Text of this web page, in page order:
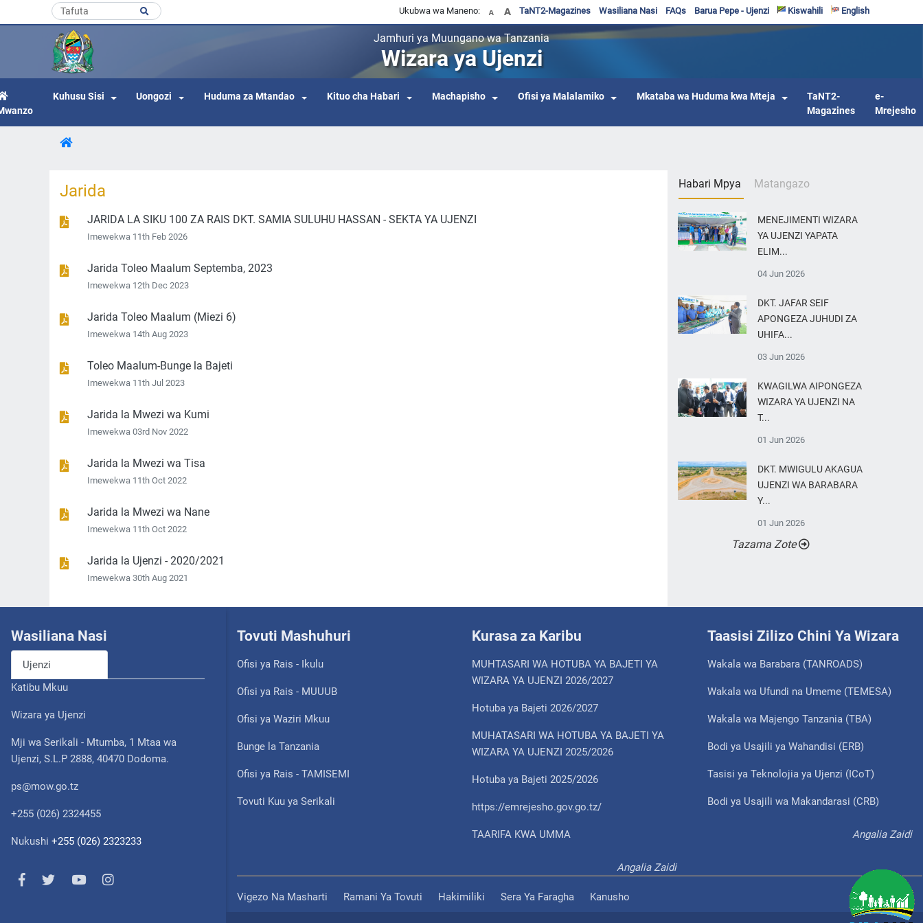
English
Kiswahili
Barua Pepe - Ujenzi
FAQs
Wasiliana Nasi
TaNT2-Magazines
Ukubwa wa Maneno:
Jamhuri ya Muungano wa Tanzania
Wizara ya Ujenzi
Kuhusu Sisi Uongozi Huduma za Mtandao Kituo cha Habari Machapisho Ofisi ya Malalamiko Mkataba wa Huduma kwa Mteja
TaNT2-
Magazines
e-
Mrejesho
Jarida
JARIDA LA SIKU 100 ZA RAIS DKT. SAMIA SULUHU HASSAN - SEKTA YA UJENZI
Imewekwa 11th Feb 2026
Jarida Toleo Maalum Septemba, 2023
Imewekwa 12th Dec 2023
Jarida Toleo Maalum (Miezi 6)
Imewekwa 14th Aug 2023
Toleo Maalum-Bunge la Bajeti
Imewekwa 11th Jul 2023
Jarida la Mwezi wa Kumi
Imewekwa 03rd Nov 2022
Jarida la Mwezi wa Tisa
Imewekwa 11th Oct 2022
Jarida la Mwezi wa Nane
Imewekwa 11th Oct 2022
Jarida la Ujenzi - 2020/2021
Imewekwa 30th Aug 2021
Habari Mpya Matangazo
MENEJIMENTI WIZARA
YA UJENZI YAPATA
ELIM...
04 Jun 2026
DKT. JAFAR SEIF
APONGEZA JUHUDI ZA
UHIFA...
03 Jun 2026
KWAGILWA AIPONGEZA
WIZARA YA UJENZI NA
T...
01 Jun 2026
DKT. MWIGULU AKAGUA
UJENZI WA BARABARA
Y...
01 Jun 2026
Tazama Zote
Wasiliana Nasi
Ujenzi
Katibu Mkuu
Wizara ya Ujenzi
Mji wa Serikali - Mtumba, 1 Mtaa wa
Ujenzi, S.L.P 2888, 40470 Dodoma.
ps@mow.go.tz
+255 (026) 2324455
Nukushi +255 (026) 2323233
Tovuti Mashuhuri
Ofisi ya Rais - Ikulu
Ofisi ya Rais - MUUUB
Ofisi ya Waziri Mkuu
Bunge la Tanzania
Ofisi ya Rais - TAMISEMI
Tovuti Kuu ya Serikali
Kurasa za Karibu
MUHTASARI WA HOTUBA YA BAJETI YA
WIZARA YA UJENZI 2026/2027
Hotuba ya Bajeti 2026/2027
MUHATASARI WA HOTUBA YA BAJETI YA
WIZARA YA UJENZI 2025/2026
Hotuba ya Bajeti 2025/2026
https://emrejesho.gov.go.tz/
TAARIFA KWA UMMA
Angalia Zaidi
Taasisi Zilizo Chini Ya Wizara
Wakala wa Barabara (TANROADS)
Wakala wa Ufundi na Umeme (TEMESA)
Wakala wa Majengo Tanzania (TBA)
Bodi ya Usajili ya Wahandisi (ERB)
Tasisi ya Teknolojia ya Ujenzi (ICoT)
Bodi ya Usajili wa Makandarasi (CRB)
Angalia Zaidi
Vigezo Na Masharti Ramani Ya Tovuti Hakimiliki Sera Ya Faragha Kanusho